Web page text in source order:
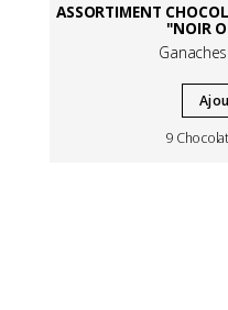
ASSORTIMENT
"NOIR
9